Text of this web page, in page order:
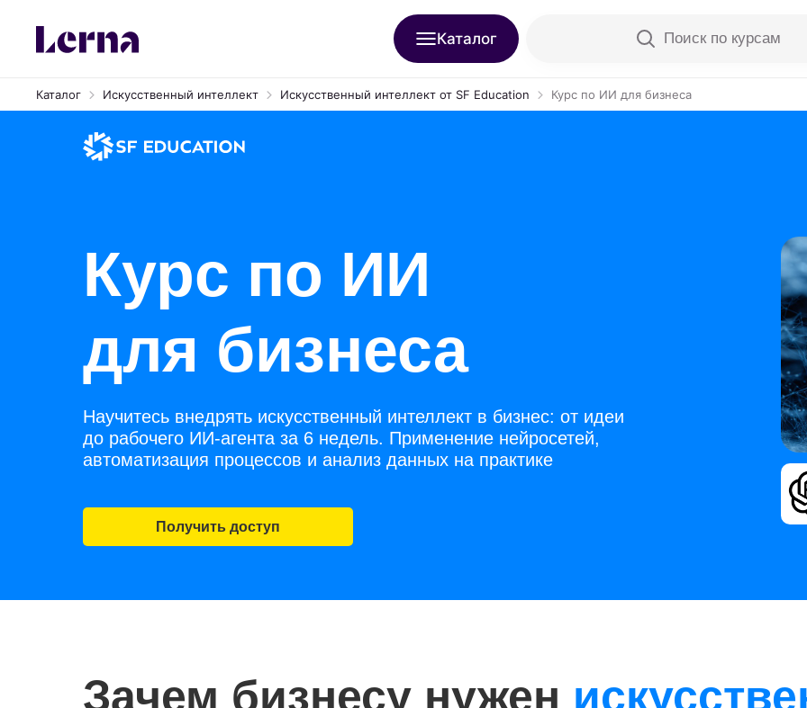
Каталог Поиск по курсам
Каталог Искусственный интеллект Искусственный интеллект от SF Education Курс по ИИ для бизнеса
Курс по ИИ
для бизнеса
Научитесь внедрять искусственный интеллект в бизнес: от идеи
до рабочего ИИ-агента за 6 недель. Применение нейросетей,
автоматизация процессов и анализ данных на практике
Получить доступ
Зачем бизнесу нужен